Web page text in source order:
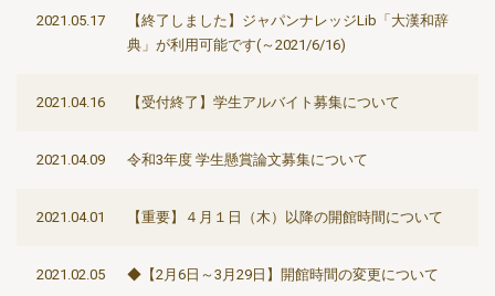
2021.05.17
【終了しました】ジャパンナレッジLib「大漢和辞
典」が利用可能です(～2021/6/16)
2021.04.16 【受付終了】学生アルバイト募集について
2021.04.09 令和3年度 学生懸賞論文募集について
2021.04.01 【重要】４月１日（木）以降の開館時間について
2021.02.05 ◆【2月6日～3月29日】開館時間の変更について